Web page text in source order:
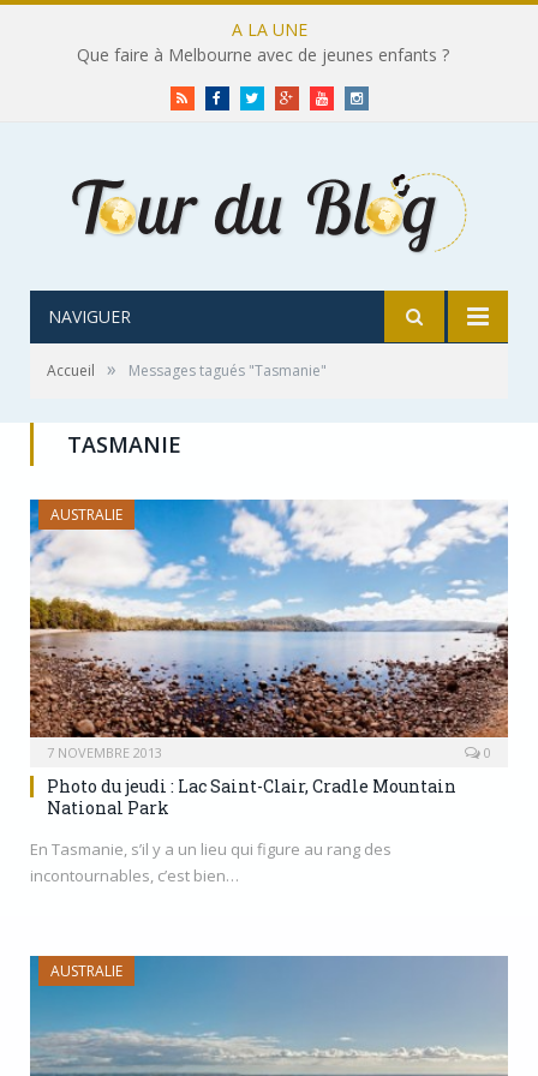
A LA UNE
Que faire à Melbourne avec de jeunes enfants ?
RSS FacebookTwitterGoogle+YoutubeInstagram
NAVIGUER
Accueil » Messages tagués "Tasmanie"
TASMANIE
AUSTRALIE
7 NOVEMBRE 2013 0
Photo du jeudi : Lac Saint-Clair, Cradle Mountain
National Park
En Tasmanie, s’il y a un lieu qui figure au rang des
incontournables, c’est bien…
AUSTRALIE